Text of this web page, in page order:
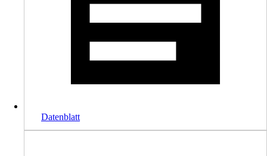
Datenblatt